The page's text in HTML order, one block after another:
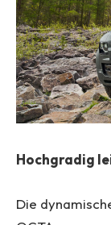
Hochgradig
Die